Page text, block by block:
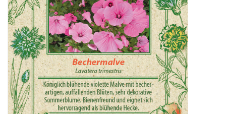
Katalog